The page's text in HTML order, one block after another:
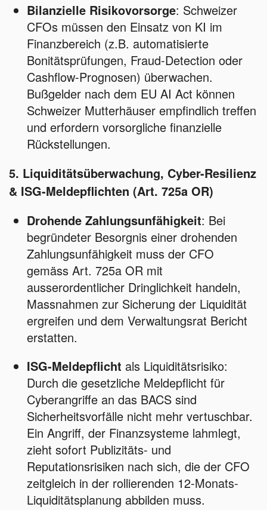
Bilanzielle Risikovorsorge: Schweizer
CFOs müssen den Einsatz von KI im
Finanzbereich (z.B. automatisierte
Bonitätsprüfungen, Fraud-Detection oder
Cashflow-Prognosen) überwachen.
Bußgelder nach dem EU AI Act können
Schweizer Mutterhäuser empfindlich treffen
und erfordern vorsorgliche finanzielle
Rückstellungen.
5. Liquiditätsüberwachung, Cyber-Resilienz
& ISG-Meldepflichten (Art. 725a OR)
Drohende Zahlungsunfähigkeit: Bei
begründeter Besorgnis einer drohenden
Zahlungsunfähigkeit muss der CFO
gemäss Art. 725a OR mit
ausserordentlicher Dringlichkeit handeln,
Massnahmen zur Sicherung der Liquidität
ergreifen und dem Verwaltungsrat Bericht
erstatten.
ISG-Meldepflicht als Liquiditätsrisiko:
Durch die gesetzliche Meldepflicht für
Cyberangriffe an das BACS sind
Sicherheitsvorfälle nicht mehr vertuschbar.
Ein Angriff, der Finanzsysteme lahmlegt,
zieht sofort Publizitäts- und
Reputationsrisiken nach sich, die der CFO
zeitgleich in der rollierenden 12-Monats-
Liquiditätsplanung abbilden muss.